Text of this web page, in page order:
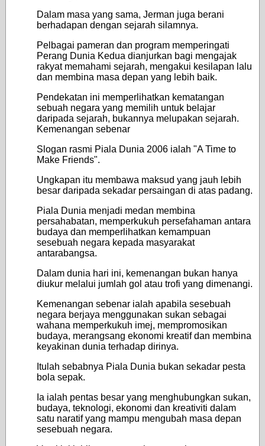
Dalam masa yang sama, Jerman juga berani
berhadapan dengan sejarah silamnya.
Pelbagai pameran dan program memperingati
Perang Dunia Kedua dianjurkan bagi mengajak
rakyat memahami sejarah, mengakui kesilapan lalu
dan membina masa depan yang lebih baik.
Pendekatan ini memperlihatkan kematangan
sebuah negara yang memilih untuk belajar
daripada sejarah, bukannya melupakan sejarah.
Kemenangan sebenar
Slogan rasmi Piala Dunia 2006 ialah "A Time to
Make Friends".
Ungkapan itu membawa maksud yang jauh lebih
besar daripada sekadar persaingan di atas padang.
Piala Dunia menjadi medan membina
persahabatan, memperkukuh persefahaman antara
budaya dan memperlihatkan kemampuan
sesebuah negara kepada masyarakat
antarabangsa.
Dalam dunia hari ini, kemenangan bukan hanya
diukur melalui jumlah gol atau trofi yang dimenangi.
Kemenangan sebenar ialah apabila sesebuah
negara berjaya menggunakan sukan sebagai
wahana memperkukuh imej, mempromosikan
budaya, merangsang ekonomi kreatif dan membina
keyakinan dunia terhadap dirinya.
Itulah sebabnya Piala Dunia bukan sekadar pesta
bola sepak.
Ia ialah pentas besar yang menghubungkan sukan,
budaya, teknologi, ekonomi dan kreativiti dalam
satu naratif yang mampu mengubah masa depan
sesebuah negara.